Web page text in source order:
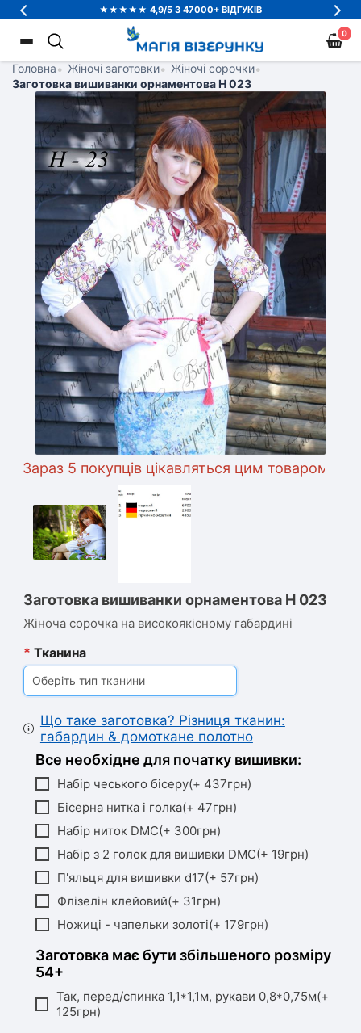
★★★★★ 4,9/5 З 47000+ ВІДГУКІВ
0
Головна• Жіночі заготовки• Жіночі сорочки•
Заготовка вишиванки орнаментова Н 023
5 покупців цікавляться цим товаром
Заготовка вишиванки орнаментова Н 023
Жіноча сорочка на високоякісному габардині
* Тканина
Оберіть тип тканини
Що таке заготовка? Різниця тканин:
габардин & домоткане полотно
Все необхідне для початку вишивки:
Набір чеського бісеру(+ 437грн)
Бісерна нитка і голка(+ 47грн)
Набір ниток DMC(+ 300грн)
Набір з 2 голок для вишивки DMC(+ 19грн)
П'яльця для вишивки d17(+ 57грн)
Флізелін клейовий(+ 31грн)
Ножиці - чапельки золоті(+ 179грн)
Заготовка має бути збільшеного розміру
54+
Так, перед/спинка 1,1*1,1м, рукави 0,8*0,75м(+
125грн)